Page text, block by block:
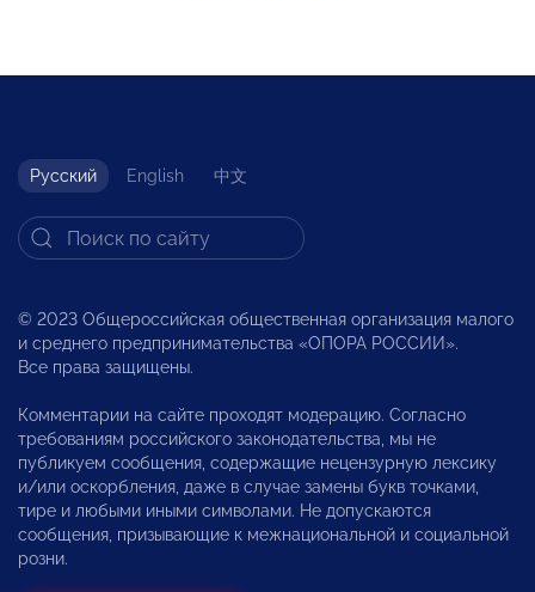
Русский English 中文
© 2023 Общероссийская общественная организация малого
и среднего предпринимательства «ОПОРА РОССИИ».
Все права защищены.
Комментарии на сайте проходят модерацию. Согласно
требованиям российского законодательства, мы не
публикуем сообщения, содержащие нецензурную лексику
и/или оскорбления, даже в случае замены букв точками,
тире и любыми иными символами. Не допускаются
сообщения, призывающие к межнациональной и социальной
розни.